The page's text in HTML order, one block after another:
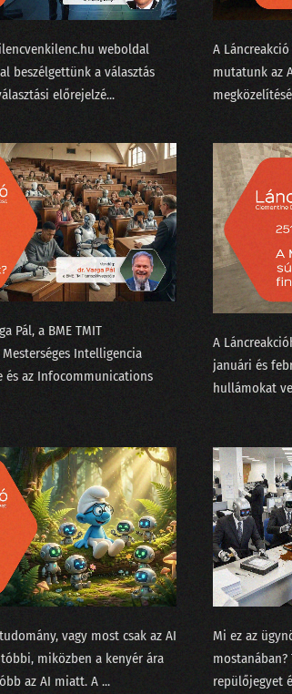
nem hallucinogén!
már régen AI alapú?
buktatja le a csapatösszevonást?
kétszáz adás legnagyobb megfejtései egy helyen!
Kína ellen avagy harci repülés az AI
az új ChatGPT?
Tesla esete az autonómiával
ban nem érdemes mérnöknek tanulni a H-1B miatt?
innováció a zoknigyűjtő robotporszívó?
és kijózanodás éve
adattudós
Shakespeare és a longtail modell
a horkolás nyomában
a szerverteremben
2024: Lemaradtál?
problémák MI után sírnak
weboldal
beszélgettünk a választás
előrejelzé...
A
mutatunk az
Pál⁠, a BME TMIT
Intelligencia
és az Infocommunications
A
januári⁠⁠ és
hullámokat
vagy most csak az AI
miközben a kenyér ára
az AI miatt. A ...
Mi ez az
repülőjegyet